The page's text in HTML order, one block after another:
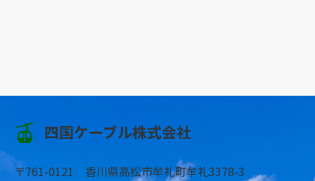
四国ケーブル株式会社
〒761-0121 香川県高松市牟礼町牟礼3378-3